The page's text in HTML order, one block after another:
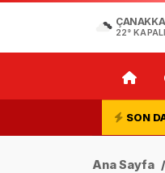
22° KAPALI
SON
Ana Sayfa